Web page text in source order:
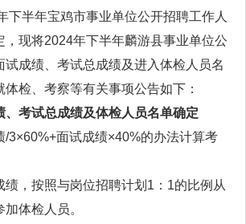
下半年宝鸡市事业单位公开招聘工作人
，现将2024年下半年麟游县事业单位公
试成绩、考试总成绩及进入体检人员名
检、考察等有关事项公告如下：
、考试总成绩及体检人员名单确定
/3×60%+面试成绩×40%的办法计算考
绩，按照与岗位招聘计划1：1的比例从
体检人员。